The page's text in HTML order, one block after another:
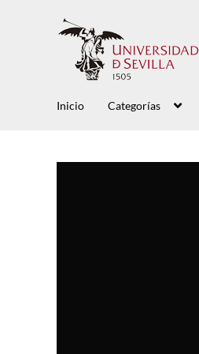
Inicio Categorías